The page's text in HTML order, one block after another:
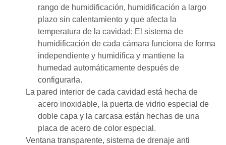
rango de humidificación, humidificación a largo
plazo sin calentamiento y que afecta la
temperatura de la cavidad; El sistema de
humidificación de cada cámara funciona de forma
independiente y humidifica y mantiene la
humedad automáticamente después de
configurarla.
La pared interior de cada cavidad está hecha de
acero inoxidable, la puerta de vidrio especial de
doble capa y la carcasa están hechas de una
placa de acero de color especial.
Ventana transparente, sistema de drenaje anti